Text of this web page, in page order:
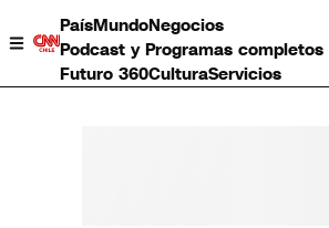
PaísMundoNegocios
Podcast y Programas completos
Futuro 360CulturaServicios